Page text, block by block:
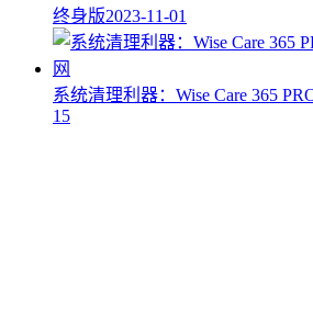
终身版2023-11-01
系统清理利器：Wise Care 365
15